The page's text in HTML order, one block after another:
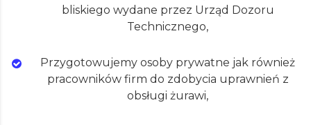
bliskiego wydane przez Urząd Dozoru
Technicznego,
Przygotowujemy osoby prywatne jak również
pracowników firm do zdobycia uprawnień z
obsługi żurawi,